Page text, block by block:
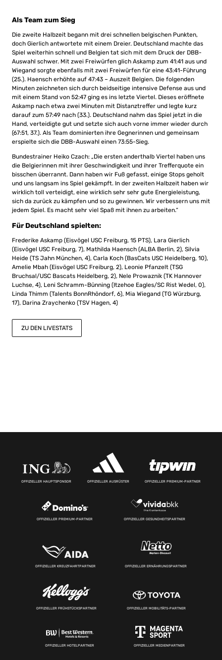
Als Team zum Sieg
Die zweite Halbzeit begann mit drei schnellen belgischen Punkten,
doch Gierlich antwortete mit einem Dreier. Deutschland machte das
Spiel weiterhin schnell und Belgien tat sich mit dem Druck der DBB-
Auswahl schwer. Mit zwei Freiwürfen glich Askamp zum 41:41 aus und
Wiegand sorgte ebenfalls mit zwei Freiwürfen für eine 43:41-Führung
(25.). Haensch erhöhte auf 47:43 – Auszeit Belgien. Die folgenden
Minuten zeichneten sich durch beidseitige intensive Defense aus und
mit einem Stand von 52:47 ging es ins letzte Viertel. Dieses eröffnete
Askamp nach etwa zwei Minuten mit Distanztreffer und legte kurz
darauf zum 57:49 nach (33.). Deutschland nahm das Spiel jetzt in die
Hand, verteidigte gut und setzte sich auch vorne immer wieder durch
(67:51, 37.). Als Team dominierten ihre Gegnerinnen und gemeinsam
erspielte sich die DBB-Auswahl einen 73:55-Sieg.
Bundestrainer Heiko Czach: „Die ersten anderthalb Viertel haben uns
die Belgierinnen mit ihrer Geschwindigkeit und ihrer Trefferquote ein
bisschen überrannt. Dann haben wir Fuß gefasst, einige Stops geholt
und uns langsam ins Spiel gekämpft. In der zweiten Halbzeit haben wir
wirklich toll verteidigt, eine wirklich sehr sehr gute Energieleistung,
sich da zurück zu kämpfen und so zu gewinnen. Wir verbessern uns mit
jedem Spiel. Es macht sehr viel Spaß mit ihnen zu arbeiten.“
Für Deutschland spielten:
Frederike Askamp (Eisvögel USC Freiburg, 15 PTS), Lara Gierlich
(Eisvögel USC Freiburg, 7), Mathilda Haensch (ALBA Berlin, 2), Silvia
Heide (TS Jahn München, 4), Carla Koch (BasCats USC Heidelberg, 10),
Amelie Mbah (Eisvögel USC Freiburg, 2), Leonie Pfanzelt (TSG
Bruchsal/USC Bascats Heidelberg, 2), Nele Prowaznik (TK Hannover
Luchse, 4), Leni Schramm-Bünning (Itzehoe Eagles/SC Rist Wedel, 0),
Linda Thimm (Talents BonnRhöndorf, 6), Mia Wiegand (TG Würzburg,
17), Darina Zraychenko (TSV Hagen, 4)
ZU DEN LIVESTATS
OFFIZIELLER HAUPTSPONSOR OFFIZIELLER AUSRÜSTER OFFIZIELLER PREMIUM-PARTNER
OFFIZIELLER PREMIUM-PARTNER OFFIZIELLER GESUNDHEITSPARTNER
OFFIZIELLER KREUZFAHRTPARTNER OFFIZIELLER ERNÄHRUNGSPARTNER
OFFIZIELLER FRÜHSTÜCKSPARTNER OFFIZIELLER MOBILITÄTS-PARTNER
OFFIZIELLER HOTELPARTNER OFFIZIELLER MEDIENPARTNER